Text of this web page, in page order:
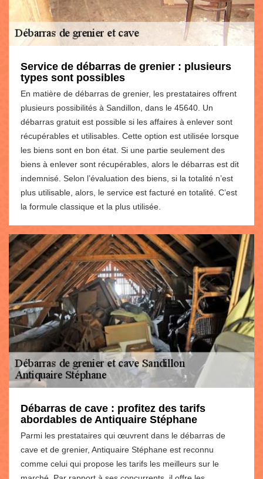
Service de débarras de grenier : plusieurs
types sont possibles
En matière de débarras de grenier, les prestataires offrent
plusieurs possibilités à Sandillon, dans le 45640. Un
débarras gratuit est possible si les affaires à enlever sont
récupérables et utilisables. Cette option est utilisée lorsque
les biens sont en bon état. Si une partie seulement des
biens à enlever sont récupérables, alors le débarras est dit
indemnisé. Selon l’évaluation des biens, si la totalité n’est
plus utilisable, alors, le service est facturé en totalité. C’est
la formule classique et la plus utilisée.
Débarras de cave : profitez des tarifs
abordables de Antiquaire Stéphane
Parmi les prestataires qui œuvrent dans le débarras de
cave et de grenier, Antiquaire Stéphane est reconnu
comme celui qui propose les tarifs les meilleurs sur le